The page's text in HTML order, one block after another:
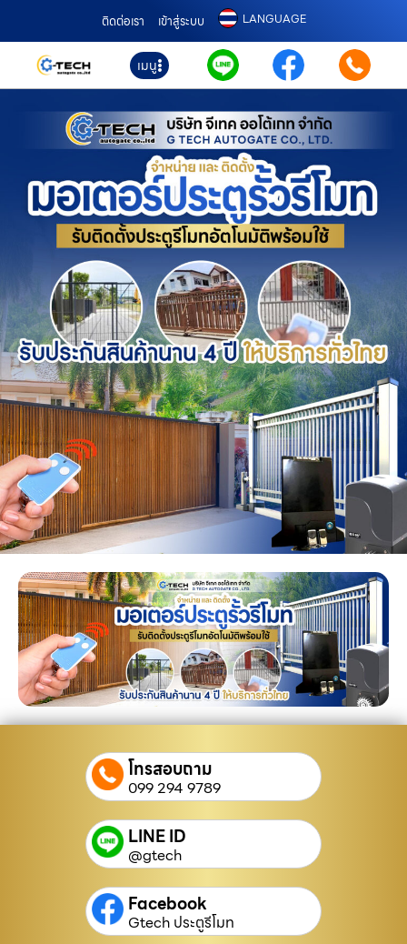
ติดต่อเรา เข้าสู่ระบบ LANGUAGE
เมนู
โทรสอบถาม
099 294 9789
LINE ID
@gtech
Facebook
Gtech ประตูรีโมท